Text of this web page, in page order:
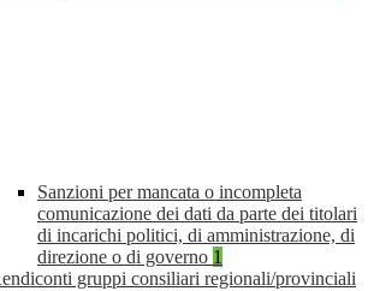
Sanzioni per mancata o incompleta
comunicazione dei dati da parte dei titolari
di incarichi politici, di amministrazione, di
direzione o di governo 1
gruppi consiliari regionali/provinciali